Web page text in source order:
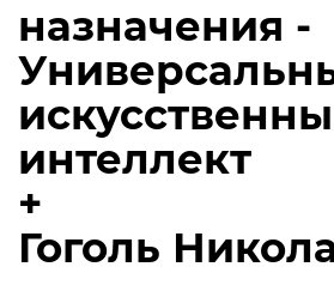
назначения -
интеллект
+
Гоголь